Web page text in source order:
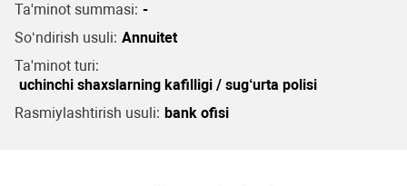
Ta'minot summasi: -
So‘ndirish usuli: Annuitet
Ta'minot turi:
uchinchi shaxslarning kafilligi / sug‘urta polisi
Rasmiylashtirish usuli: bank ofisi